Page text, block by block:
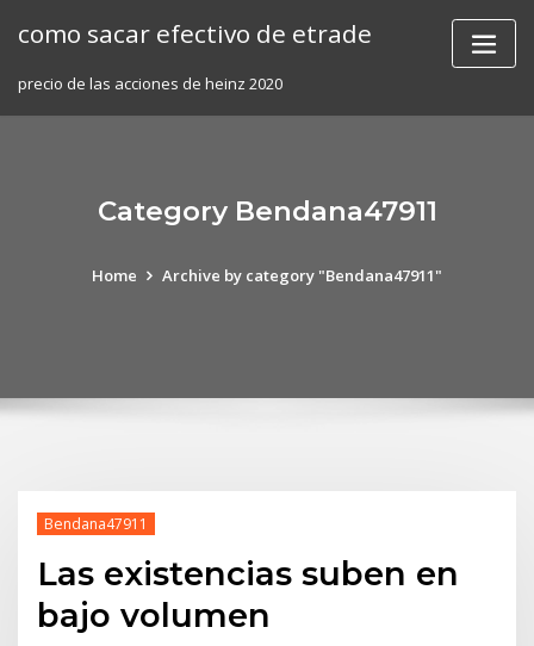
como sacar efectivo de etrade
precio de las acciones de heinz 2020
Category Bendana47911
Home Archive by category "Bendana47911"
Bendana47911
Las existencias suben en
bajo volumen